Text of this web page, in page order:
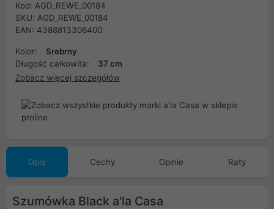
Kod: AGD_REWE_00184
SKU: AGD_REWE_00184
EAN: 4388813306400
Kolor:
Srebrny
Długość całkowita:
37 cm
Zobacz więcej szczegółów
Opis Cechy Opinie Raty
Szumówka Black a'la Casa